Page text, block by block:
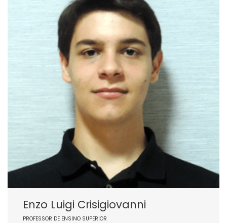
Enzo Luigi Crisigiovanni
PROFESSOR DE ENSINO SUPERIOR